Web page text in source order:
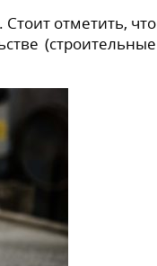
отметить, что
(строительные